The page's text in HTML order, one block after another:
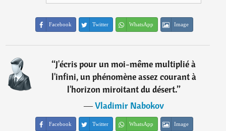
Facebook Twitter WhatsApp Image
“J'écris pour un moi-même multiplié à
l'infini, un phénomène assez courant à
l'horizon miroitant du désert.”
―Vladimir Nabokov
Facebook Twitter WhatsApp Image